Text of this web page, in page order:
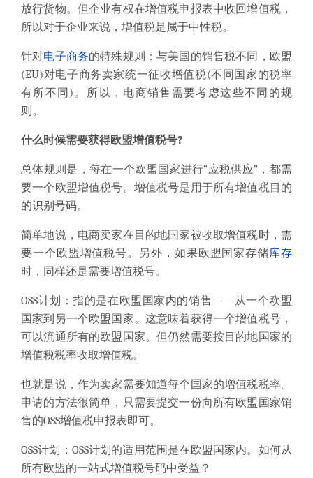
放行货物。但企业有权在增值税申报表中收回增值税，
所以对于企业来说，增值税是属于中性税。
针对电子商务的特殊规则：与美国的销售税不同，欧盟
(EU)对电子商务卖家统一征收增值税(不同国家的税率
有所不同)。所以，电商销售需要考虑这些不同的规
则。
什么时候需要获得欧盟增值税号?
总体规则是，每在一个欧盟国家进行“应税供应” ，都需
要一个欧盟增值税号。增值税号是用于所有增值税目的
的识别号码。
简单地说，电商卖家在目的地国家被收取增值税时，需
要一个欧盟增值税号。另外，如果欧盟国家存储库存
时，同样还是需要增值税号。
OSS计划：指的是在欧盟国家内的销售——从一个欧盟
国家到另一个欧盟国家。这意味着获得一个增值税号，
可以流通所有的欧盟国家。但仍然需要按目的地国家的
增值税税率收取增值税。
也就是说，作为卖家需要知道每个国家的增值税税率。
申请的方法很简单，只需要提交一份向所有欧盟国家销
售的OSS增值税申报表即可。
OSS计划：OSS计划的适用范围是在欧盟国家内。如何从
所有欧盟的一站式增值税号码中受益？